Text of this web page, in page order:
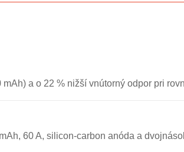
a o 22 % nižší vnútorný odpor pri
60 A, silicon-carbon anóda a